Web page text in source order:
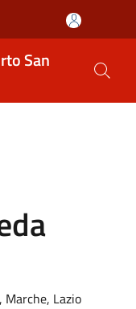
San
Marche, Lazio